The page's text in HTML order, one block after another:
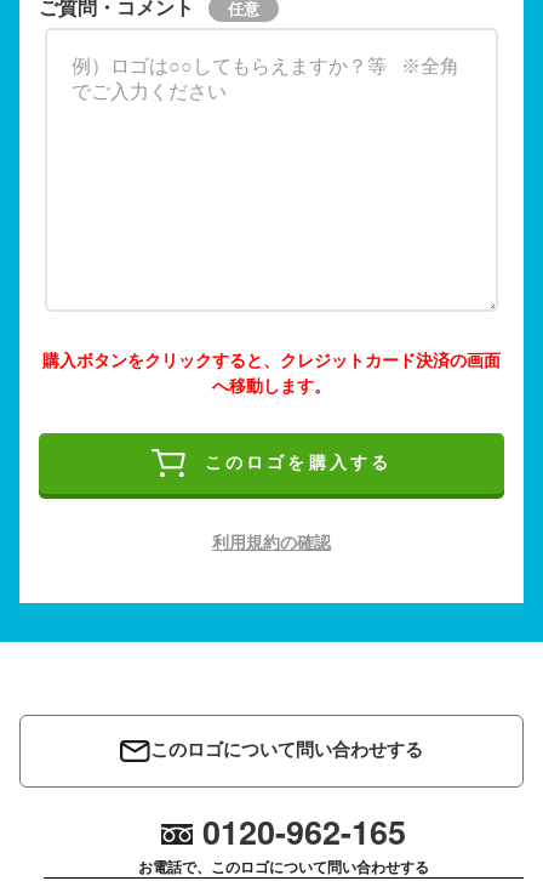
ご質問・コメント
購入ボタンをクリックすると、クレジットカード決済の画面
へ移動します。
このロゴを購入する
利用規約の確認
このロゴについて問い合わせする
0120-962-165
お電話で、このロゴについて問い合わせする